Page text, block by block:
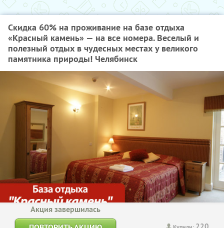
Скидка 60% на проживание на базе отдыха
«Красный камень» — на все номера. Веселый и
полезный отдых в чудесных местах у великого
памятника природы! Челябинск
Акция завершилась